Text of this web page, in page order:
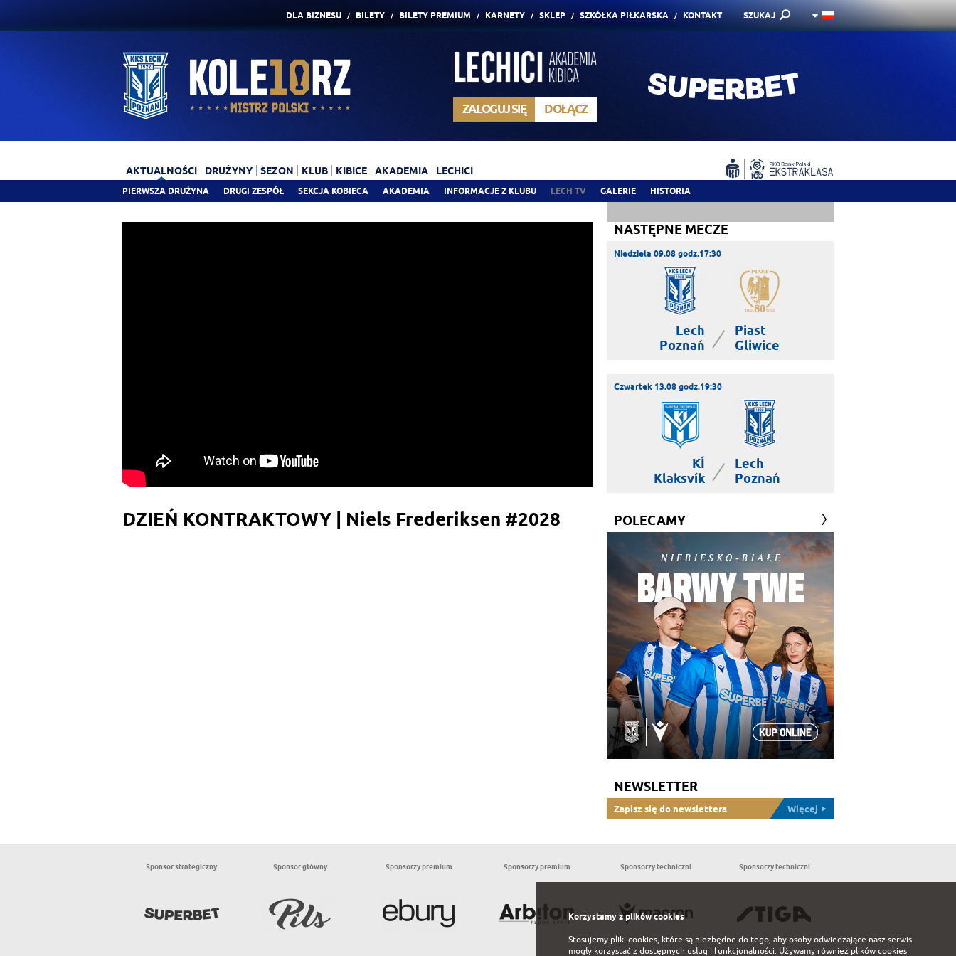
DLA BIZNESU BILETY BILETY PREMIUM KARNETY SKLEP SZKÓŁKA PIŁKARSKA KONTAKT SZUKAJ
ZALOGUJ SIĘ DOŁĄCZ
AKTUALNOŚCI
PIERWSZA DRUŻYNA DRUGI ZESPÓŁ SEKCJA KOBIECA AKADEMIA INFORMACJE Z KLUBU LECH TV GALERIE HISTORIA
DRUŻYNY SEZON KLUB KIBICE AKADEMIA LECHICI
DZIEŃ KONTRAKTOWY | Niels Frederiksen #2028
NASTĘPNE MECZE
Niedziela 09.08 godz.17:30
Lech
Poznań
|
Piast
Gliwice
Czwartek 13.08 godz.19:30
KÍ
Klaksvík
|
Lech
Poznań
POLECAMY
NEWSLETTER
Zapisz się do newslettera Więcej
Sponsor strategiczny Sponsor główny Sponsorzy premium Sponsorzy premium Sponsorzy techniczni Sponsorzy techniczni
Korzystamy z plików cookies
Stosujemy pliki cookies, które są niezbędne do tego, aby osoby odwiedzające nasz serwis
mogły korzystać z dostępnych usług i funkcjonalności. Używamy również plików cookies